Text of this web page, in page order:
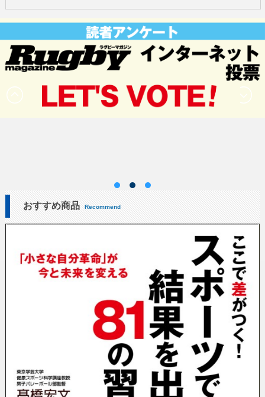
おすすめ商品 Recommend